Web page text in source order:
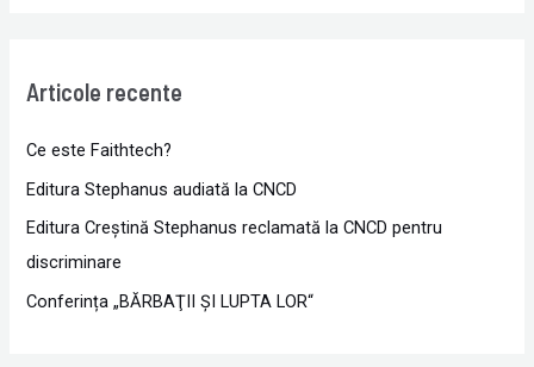
Articole recente
Ce este Faithtech?
Editura Stephanus audiată la CNCD
Editura Creștină Stephanus reclamată la CNCD pentru
discriminare
Conferința „BĂRBAŢII ŞI LUPTA LOR“